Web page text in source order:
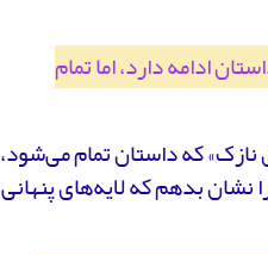
ادامه دارد، اما تمام
نازک» که داستان تمام می‌شود،
بدهم که لایه‌های پنهانی